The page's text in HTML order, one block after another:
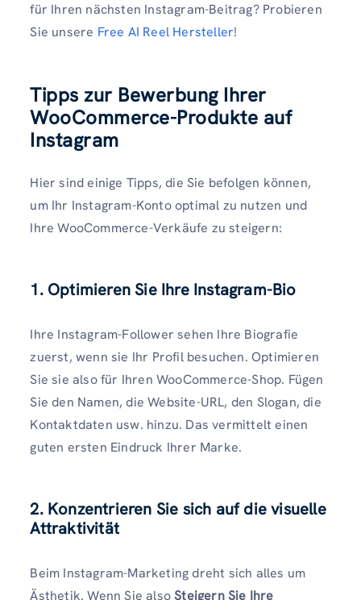
für Ihren nächsten Instagram-Beitrag? Probieren
Sie unsere Free AI Reel Hersteller!
Tipps zur Bewerbung Ihrer
WooCommerce-Produkte auf
Instagram
Hier sind einige Tipps, die Sie befolgen können,
um Ihr Instagram-Konto optimal zu nutzen und
Ihre WooCommerce-Verkäufe zu steigern:
1. Optimieren Sie Ihre Instagram-Bio
Ihre Instagram-Follower sehen Ihre Biografie
zuerst, wenn sie Ihr Profil besuchen. Optimieren
Sie sie also für Ihren WooCommerce-Shop. Fügen
Sie den Namen, die Website-URL, den Slogan, die
Kontaktdaten usw. hinzu. Das vermittelt einen
guten ersten Eindruck Ihrer Marke.
2. Konzentrieren Sie sich auf die visuelle
Attraktivität
Beim Instagram-Marketing dreht sich alles um
Ästhetik. Wenn Sie alsoSteigern Sie Ihre